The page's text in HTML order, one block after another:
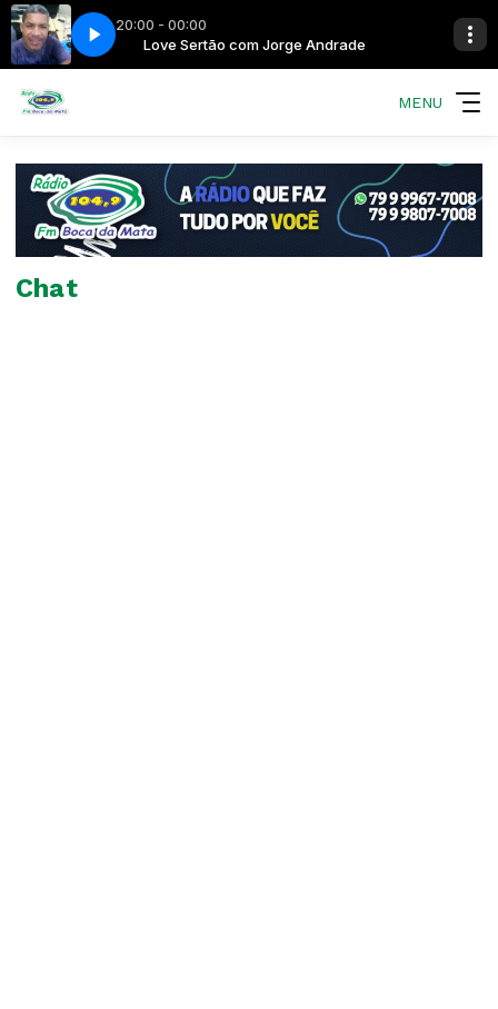
20:00 - 00:00
Andrade Love Sertão com Jorge Andrade
MENU
Chat